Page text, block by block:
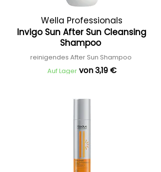
Wella Professionals
Invigo Sun After Sun Cleansing
Shampoo
reinigendes After Sun Shampoo
Auf Lager von 3,19 €